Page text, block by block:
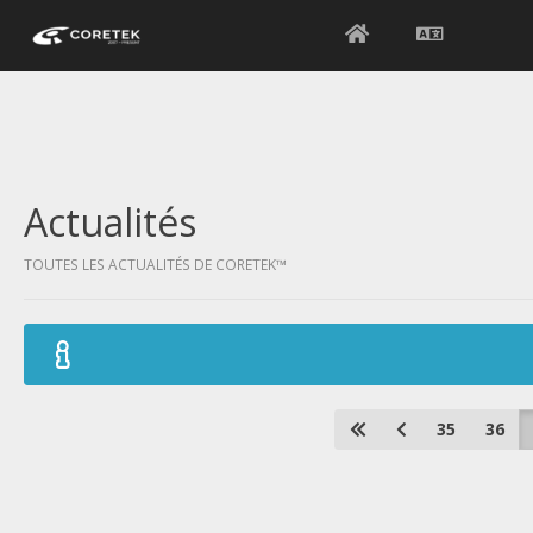
Actualités
TOUTES LES ACTUALITÉS DE CORETEK™
35 36